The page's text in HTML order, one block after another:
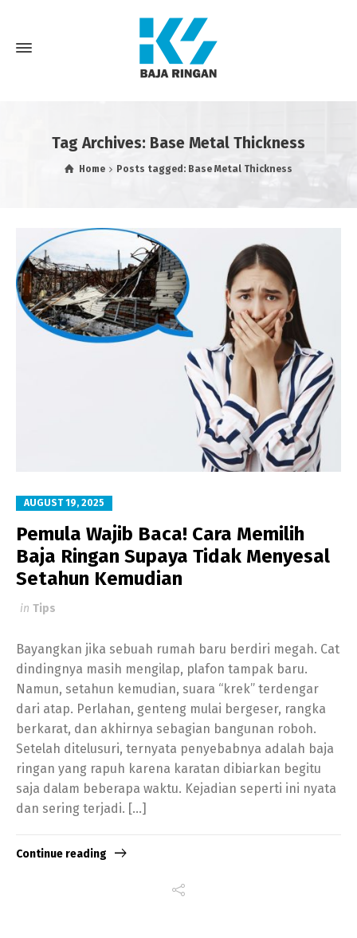
Tag Archives: Base Metal Thickness
Home Posts tagged: Base Metal Thickness
AUGUST 19, 2025
Pemula Wajib Baca! Cara Memilih
Baja Ringan Supaya Tidak Menyesal
Setahun Kemudian
in Tips
Bayangkan jika sebuah rumah baru berdiri megah. Cat
dindingnya masih mengilap, plafon tampak baru.
Namun, setahun kemudian, suara “krek” terdengar
dari atap. Perlahan, genteng mulai bergeser, rangka
berkarat, dan akhirnya sebagian bangunan roboh.
Setelah ditelusuri, ternyata penyebabnya adalah baja
ringan yang rapuh karena karatan dibiarkan begitu
saja dalam beberapa waktu. Kejadian seperti ini nyata
dan sering terjadi. […]
Continue reading